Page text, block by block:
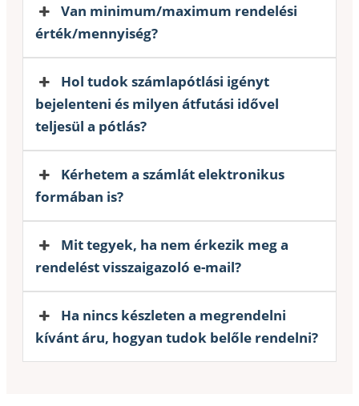
Van minimum/maximum rendelési
érték/mennyiség?
Hol tudok számlapótlási igényt
bejelenteni és milyen átfutási idővel
teljesül a pótlás?
Kérhetem a számlát elektronikus
formában is?
Mit tegyek, ha nem érkezik meg a
rendelést visszaigazoló e-mail?
Ha nincs készleten a megrendelni
kívánt áru, hogyan tudok belőle rendelni?